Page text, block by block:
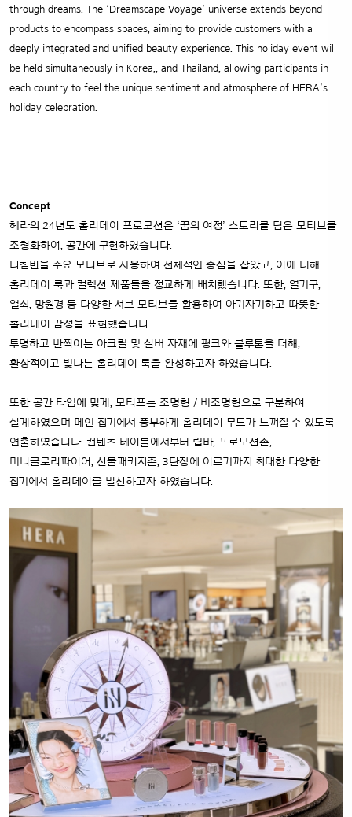
through dreams. The ‘Dreamscape Voyage’ universe extends beyond
products to encompass spaces, aiming to provide customers with a
deeply integrated and unified beauty experience. This holiday event will
be held simultaneously in Korea,, and Thailand, allowing participants in
each country to feel the unique sentiment and atmosphere of HERA’s
holiday celebration.
Concept
헤라의 24년도 홀리데이 프로모션은 ‘꿈의 여정’ 스토리를 담은 모티브를
조형화하여, 공간에 구현하였습니다.
나침반을 주요 모티브로 사용하여 전체적인 중심을 잡았고, 이에 더해
홀리데이 룩과 컬렉션 제품들을 정교하게 배치했습니다. 또한, 열기구,
열쇠, 망원경 등 다양한 서브 모티브를 활용하여 아기자기하고 따뜻한
홀리데이 감성을 표현했습니다.
투명하고 반짝이는 아크릴 및 실버 자재에 핑크와 블루톤을 더해,
환상적이고 빛나는 홀리데이 룩을 완성하고자 하였습니다.
또한 공간 타입에 맞게, 모티프는 조명형 / 비조명형으로 구분하여
설계하였으며 메인 집기에서 풍부하게 홀리데이 무드가 느껴질 수 있도록
연출하였습니다. 컨텐츠 테이블에서부터 립바, 프로모션존,
미니글로리파이어, 선물패키지존, 3단장에 이르기까지 최대한 다양한
집기에서 홀리데이를 발신하고자 하였습니다.